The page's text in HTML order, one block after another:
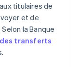
titulaires de
et de
la Banque
des transferts